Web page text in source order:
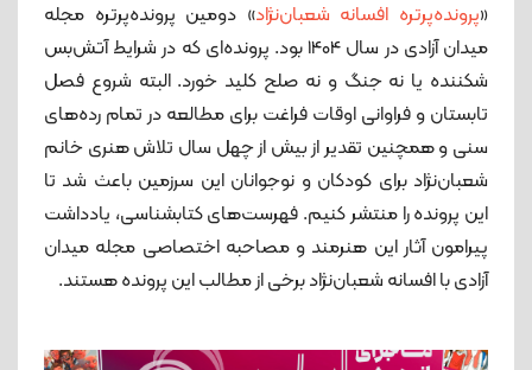
«پرونده‌پرتره افسانه شعبان‌نژاد» دومین پرونده‌پرتره مجله
میدان آزادی در سال 1404 بود. پرونده‌ای که در شرایط آتش‌بس
شکننده یا نه‌ جنگ و نه صلح کلید خورد. البته شروع فصل
تابستان و فراوانی اوقات فراغت برای مطالعه در تمام رده‌های
سنی و همچنین تقدیر از بیش از چهل سال تلاش هنری خانم
شعبان‌نژاد برای کودکان و نوجوانان این سرزمین باعث شد تا
این پرونده را منتشر کنیم. فهرست‌های کتابشناسی، یادداشت
پیرامون آثار این هنرمند و مصاحبه اختصاصی مجله میدان
آزادی با افسانه شعبان‌نژاد برخی از مطالب این پرونده هستند.